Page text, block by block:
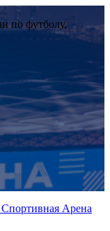
по футболу,
Арена